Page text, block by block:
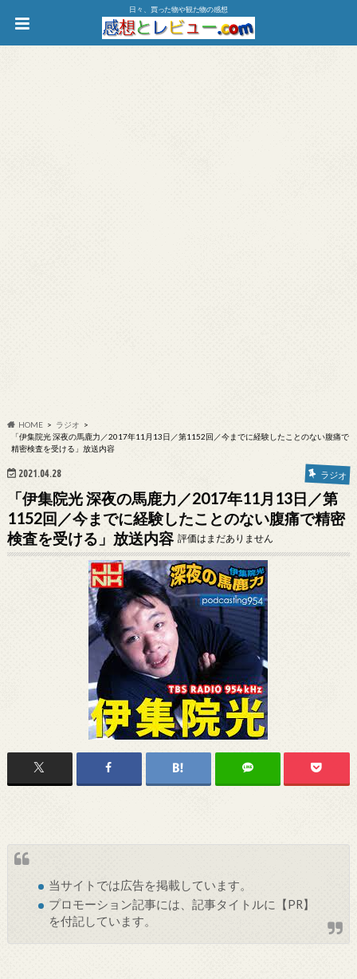
日々、買った物や観た物の感想
HOME
ラジオ
「伊集院光 深夜の馬鹿力／2017年11月13日／第1152回／今までに経験したことのない腹痛で
精密検査を受ける」放送内容
2021.04.28 ラジオ
「伊集院光 深夜の馬鹿力／2017年11月13日／第
1152回／今までに経験したことのない腹痛で精密
検査を受ける」放送内容 評価はまだありません
当サイトでは広告を掲載しています。
プロモーション記事には、記事タイトルに【PR】
を付記しています。